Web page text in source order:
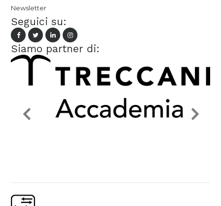
Newsletter
Seguici su:
Siamo partner di: